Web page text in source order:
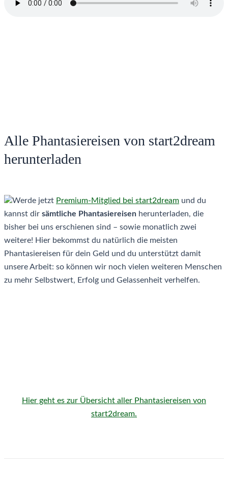
Alle Phantasiereisen von start2dream
herunterladen
Werde jetzt Premium-Mitglied bei start2dream und du
kannst dir sämtliche Phantasiereisen herunterladen, die
bisher bei uns erschienen sind – sowie monatlich zwei
weitere! Hier bekommst du natürlich die meisten
Phantasiereisen für dein Geld und du unterstützt damit
unsere Arbeit: so können wir noch vielen weiteren Menschen
zu mehr Selbstwert, Erfolg und Gelassenheit verhelfen.
Hier geht es zur Übersicht aller Phantasiereisen von
start2dream.